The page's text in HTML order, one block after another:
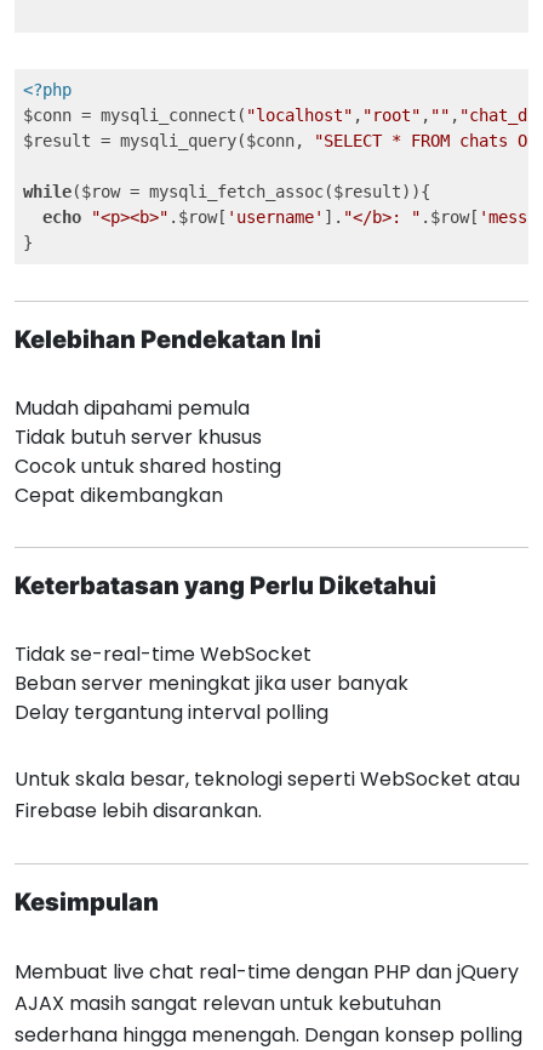
<?php
$conn = mysqli_connect( "localhost" , "root" , "" ,
$result = mysqli_query($conn,
"SELECT * FROM chats
while($row = mysqli_fetch_assoc($result)){
echo
"<p><b>" .$row[ 'username' ]. "</b>: " .$row[
}
Kelebihan Pendekatan Ini
Mudah dipahami pemula
Tidak butuh server khusus
Cocok untuk shared hosting
Cepat dikembangkan
Keterbatasan yang Perlu Diketahui
Tidak se-real-time WebSocket
Beban server meningkat jika user banyak
Delay tergantung interval polling
Untuk skala besar, teknologi seperti WebSocket atau
Firebase lebih disarankan.
Kesimpulan
Membuat live chat real-time dengan PHP dan jQuery
AJAX masih sangat relevan untuk kebutuhan
sederhana hingga menengah. Dengan konsep polling